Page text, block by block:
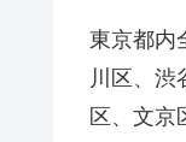
東京都内
川区、渋
区、文京